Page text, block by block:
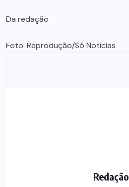
Da redação
Foto: Reprodução/Só Notícias
Redação